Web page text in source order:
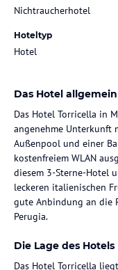
Nichtraucherhotel
Hoteltyp
Hotel
Das Hotel allgemein
Das Hotel Torricella in
angenehme Unterkunft
Außenpool und einer
kostenfreiem WLAN
diesem 3-Sterne-Hotel
leckeren italienischen
gute Anbindung an die
Perugia.
Die Lage des Hotels
Das Hotel Torricella